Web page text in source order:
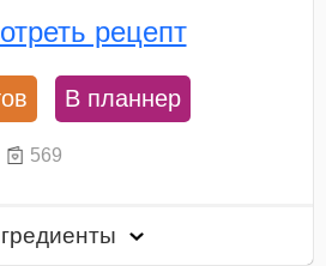
рецепт
В планнер
569